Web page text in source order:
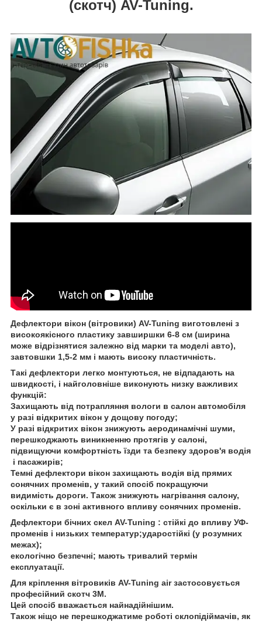
(скотч) AV-Tuning.
Дефлектори вікон (вітровики) AV-Tuning виготовлені з
високоякісного пластику завширшки 6-8 см (ширина
може відрізнятися залежно від марки та моделі авто),
завтовшки 1,5-2 мм і мають високу пластичність.
Такі дефлектори легко монтуються, не відпадають на
швидкості, і найголовніше виконують низку важливих
функцій:
Захищають від потрапляння вологи в салон автомобіля
у разі відкритих вікон у дощову погоду;
У разі відкритих вікон знижують аеродинамічні шуми,
перешкоджають виникненню протягів у салоні,
підвищуючи комфортність їзди та безпеку здоров'я водія
і пасажирів;
Темні дефлектори вікон захищають водія від прямих
сонячних променів, у такий спосіб покращуючи
видимість дороги. Також знижують нагрівання салону,
оскільки є в зоні активного впливу сонячних променів.
Дефлектори бічних скел AV-Tuning : стійкі до впливу УФ-
променів і низьких температур;ударостійкі (у розумних
межах);
екологічно безпечні; мають тривалий термін
експлуатації.
Для кріплення вітровиків AV-Tuning air застосовується
професійний скотч 3М.
Цей спосіб вважається найнадійнішим.
Також ніщо не перешкоджатиме роботі склопідіймачів, як